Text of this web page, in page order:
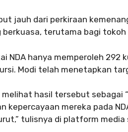
jauh dari perkiraan
terutama bagi tokoh
NDA hanya memperoleh
Modi telah menetapkan
melihat hasil tersebut sebagai
kepercayaan mereka pada
tulisnya di platform media